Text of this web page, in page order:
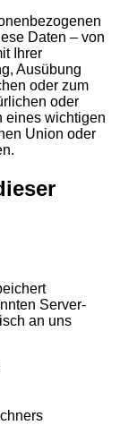
Daten – von
Ihrer
Ausübung
oder zum
oder
eines wichtigen
Union oder
Server-
an uns